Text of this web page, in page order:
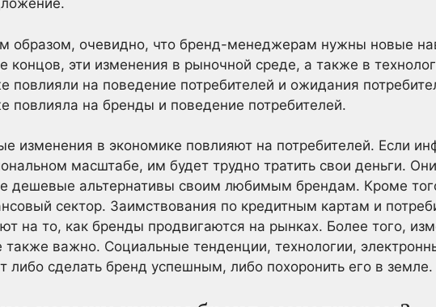
образом, очевидно, что бренд-менеджерам нужны новые
концов, эти изменения в рыночной среде, а также в
повлияли на поведение потребителей и ожидания
повлияла на бренды и поведение потребителей.
изменения в экономике повлияют на потребителей. Если
масштабе, им будет трудно тратить свои деньги.
дешевые альтернативы своим любимым брендам. Кроме
сектор. Заимствования по кредитным картам и
на то, как бренды продвигаются на рынках. Более того,
также важно. Социальные тенденции, технологии,
либо сделать бренд успешным, либо похоронить его в земле.